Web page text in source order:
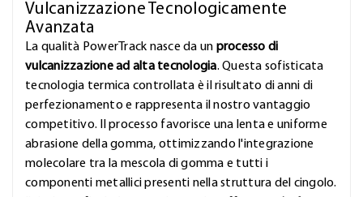
Vulcanizzazione Tecnologicamente
Avanzata
La qualità PowerTrack nasce da un processo di
vulcanizzazione ad alta tecnologia. Questa sofisticata
tecnologia termica controllata è il risultato di anni di
perfezionamento e rappresenta il nostro vantaggio
competitivo. Il processo favorisce una lenta e uniforme
abrasione della gomma, ottimizzando l'integrazione
molecolare tra la mescola di gomma e tutti i
componenti metallici presenti nella struttura del cingolo.